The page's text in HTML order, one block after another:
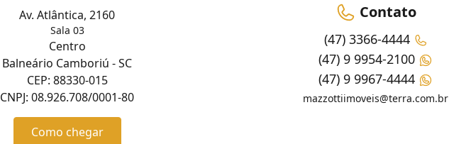
Av. Atlântica, 2160
Sala 03
Centro
Balneário Camboriú - SC
CEP: 88330-015
CNPJ: 08.926.708/0001-80
Como chegar
Contato
(47) 3366-4444
(47) 9 9954-2100
(47) 9 9967-4444
mazzottiimoveis@terra.com.br